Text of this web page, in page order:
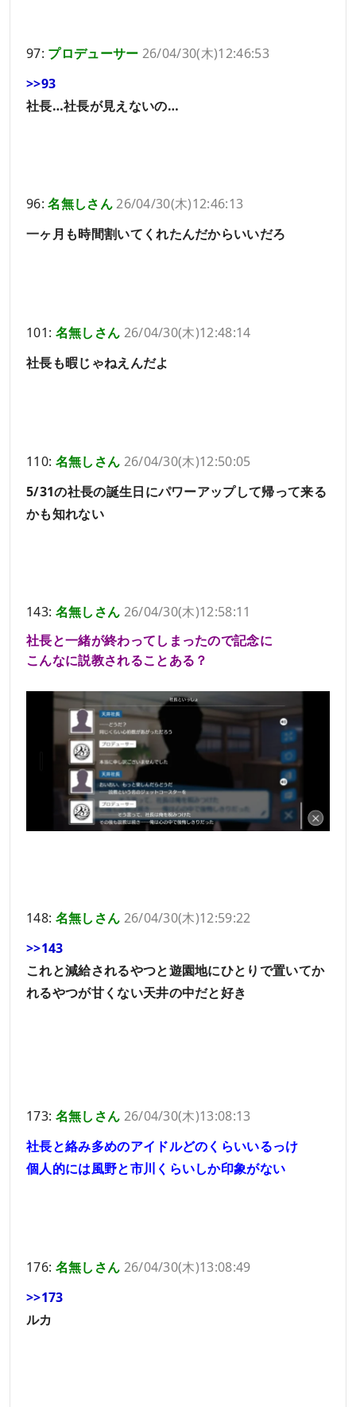
97: プロデューサー 26/04/30(木)12:46:53
>>93
社長…社長が見えないの…
96:名無しさん26/04/30(木)12:46:13
一ヶ月も時間割いてくれたんだからいいだろ
101: 名無しさん 26/04/30(木)12:48:14
社長も暇じゃねえんだよ
110: 名無しさん 26/04/30(木)12:50:05
5/31の社長の誕生日にパワーアップして帰って来る
かも知れない
143: 名無しさん 26/04/30(木)12:58:11
社長と一緒が終わってしまったので記念に
こんなに説教されることある？
148: 名無しさん 26/04/30(木)12:59:22
>>143
これと減給されるやつと遊園地にひとりで置いてか
れるやつが甘くない天井の中だと好き
173: 名無しさん 26/04/30(木)13:08:13
社長と絡み多めのアイドルどのくらいいるっけ
個人的には風野と市川くらいしか印象がない
176: 名無しさん 26/04/30(木)13:08:49
>>173
ルカ